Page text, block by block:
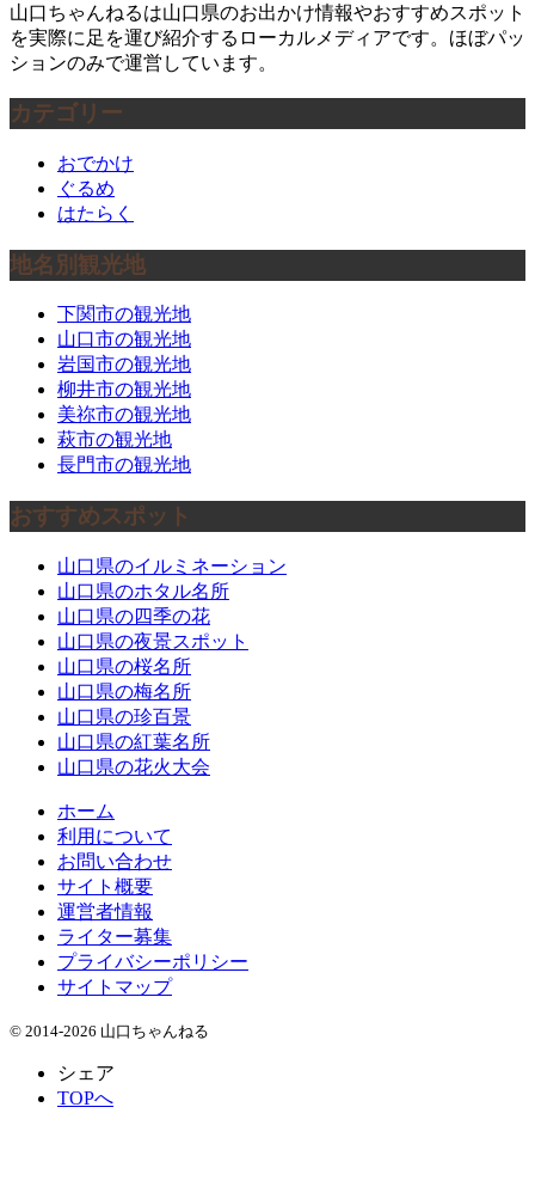
山口ちゃんねるは山口県のお出かけ情報やおすすめスポット
を実際に足を運び紹介するローカルメディアです。ほぼパッ
ションのみで運営しています。
カテゴリー
おでかけ
ぐるめ
はたらく
地名別観光地
下関市の観光地
山口市の観光地
岩国市の観光地
柳井市の観光地
美祢市の観光地
萩市の観光地
長門市の観光地
おすすめスポット
山口県のイルミネーション
山口県のホタル名所
山口県の四季の花
山口県の夜景スポット
山口県の桜名所
山口県の梅名所
山口県の珍百景
山口県の紅葉名所
山口県の花火大会
ホーム
利用について
お問い合わせ
サイト概要
運営者情報
ライター募集
プライバシーポリシー
サイトマップ
© 2014-2026 山口ちゃんねる
シェア
TOPへ